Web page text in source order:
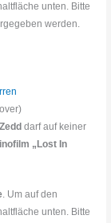
unten. Bitte
werden.
darf auf keiner
„Lost In
. Um auf den
unten. Bitte